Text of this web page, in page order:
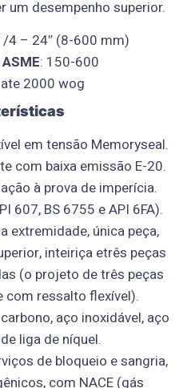
um desempenho superior.
4 – 24″ (8-600 mm)
: 150-600
2000 wog
em tensão Memoryseal.
com baixa emissão E-20.
à prova de imperícia.
607, BS 6755 e API 6FA).
extremidade, única peça,
inteiriça etrês peças
(o projeto de três peças
com ressalto flexível).
aço inoxidável, aço
liga de níquel.
de bloqueio e sangria,
com NACE (gás